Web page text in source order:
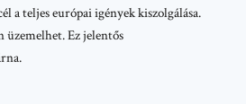
a teljes európai igények kiszolgálása.
üzemelhet. Ez jelentős